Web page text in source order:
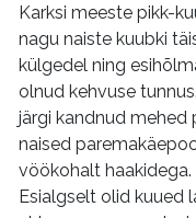
Karksi meeste pikk-
nagu naiste kuubki
külgedel ning
olnud kehvuse
järgi kandnud mehed
naised
vöökohalt haakidega.
Esialgselt olid kuued